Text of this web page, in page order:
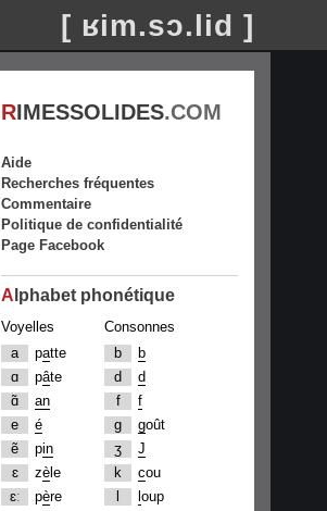
[ ʁim.sɔ.lid ]
RIMESSOLIDES.COM
Aide
Recherches fréquentes
Commentaire
Politique de confidentialité
Page Facebook
A lphabet phonétique
Voyelles
a
patte
ɑ
pâte
ɑ̃
an
e
é
ẽ
pin
ɛ
zè le
ɛː
père
Consonnes
b
b
d
d
f
f
g
goût
ʒ
J
k
cou
oup